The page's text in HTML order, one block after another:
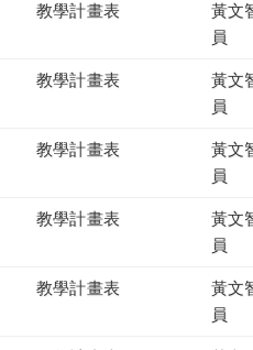
教學計畫表
黃文
員
教學計畫表
黃文
員
教學計畫表
黃文
員
教學計畫表
黃文
員
教學計畫表
黃文
員